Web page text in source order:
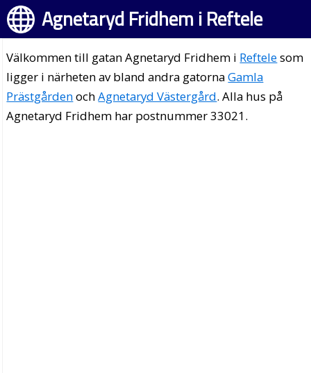
Agnetaryd Fridhem i Reftele
Välkommen till gatan Agnetaryd Fridhem i Reftelesom
ligger i närheten av bland andra gatornaGamla
PrästgårdenochAgnetaryd Västergård. Alla hus på
Agnetaryd Fridhem har postnummer 33021.